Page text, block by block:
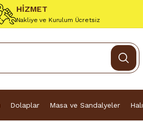
HİZMET
Nakliye ve Kurulum Ücretsiz
Dolaplar Masa ve Sandalyeler Halı